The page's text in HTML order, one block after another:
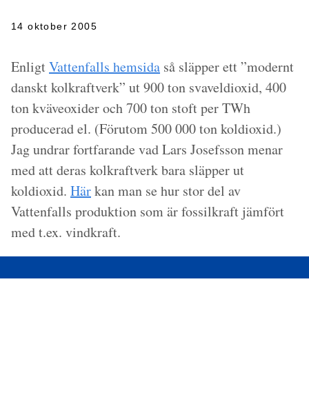
14 oktober 2005
EnligtVattenfalls hemsida så släpper ett ”modernt
danskt kolkraftverk” ut 900 ton svaveldioxid, 400
ton kväveoxider och 700 ton stoft per TWh
producerad el. (Förutom 500 000 ton koldioxid.)
Jag undrar fortfarande vad Lars Josefsson menar
med att deras kolkraftverk bara släpper ut
koldioxid. Härkan man se hur stor del av
Vattenfalls produktion som är fossilkraft jämfört
med t.ex. vindkraft.